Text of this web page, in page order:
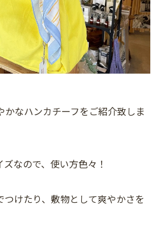
かなハンカチーフをご紹介致しま
ズなので、使い方色々！
つけたり、敷物として爽やかさを